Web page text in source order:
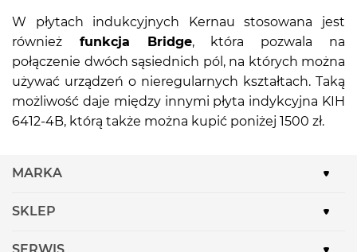
W płytach indukcyjnych Kernau stosowana jest
również funkcja Bridge, która pozwala na
połączenie dwóch sąsiednich pól, na których można
używać urządzeń o nieregularnych kształtach. Taką
możliwość daje między innymi płyta indykcyjna KIH
6412-4B, którą także można kupić poniżej 1500 zł.
MARKA
SKLEP